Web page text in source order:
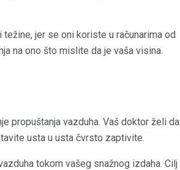
jer se oni koriste u računarima od
na ono što mislite da je vaša visina.
propuštanja vazduha. Vaš doktor želi da
usta u usta čvrsto zaptivite.
tokom vašeg snažnog izdaha. Cilj